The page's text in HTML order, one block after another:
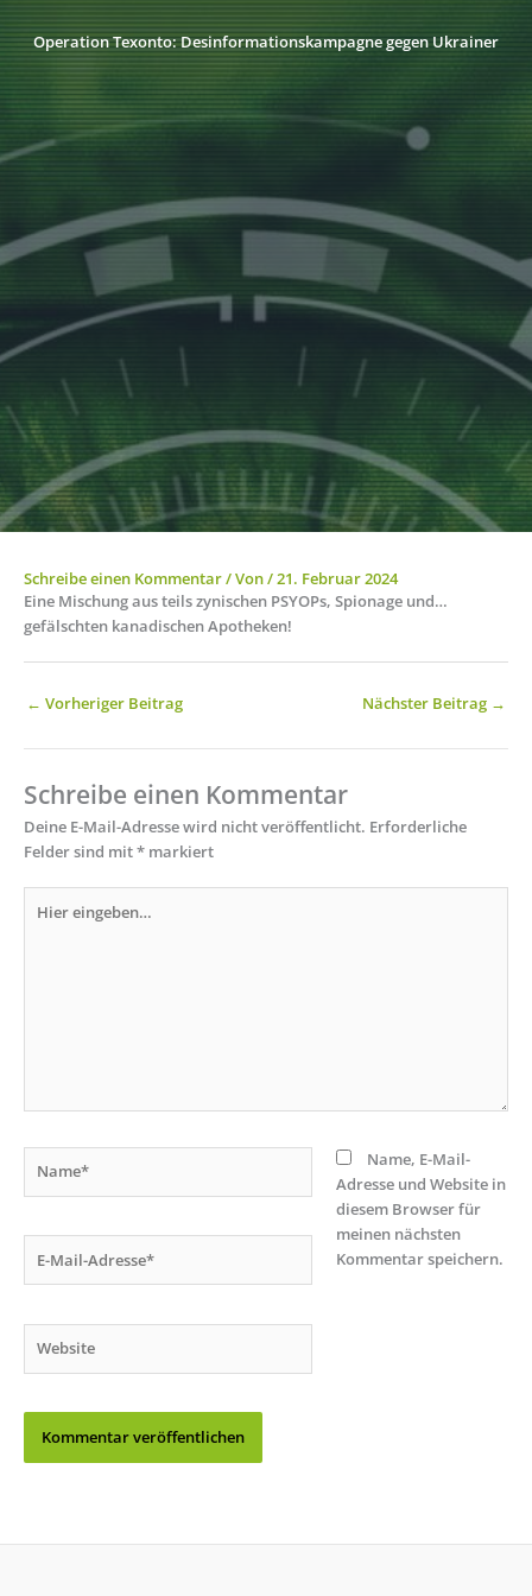
Operation Texonto: Desinformationskampagne gegen Ukrainer
Schreibe einen Kommentar/ Von/21. Februar 2024
Eine Mischung aus teils zynischen PSYOPs, Spionage und…
gefälschten kanadischen Apotheken!
← Vorheriger Beitrag Nächster Beitrag →
Schreibe einen Kommentar
Deine E-Mail-Adresse wird nicht veröffentlicht. Erforderliche
Felder sind mit* markiert
eingeben…
Mail-
Name, E-Mail-
Adresse und Website in
diesem Browser für
meinen nächsten
Kommentar speichern.